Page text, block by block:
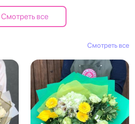
Смотреть все
Смотреть все